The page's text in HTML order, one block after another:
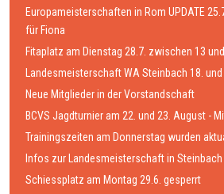
Europameisterschaften in Rom UPDATE
für Fiona
Fitaplatz am Dienstag 28.7. zwischen 13
Landesmeisterschaft WA Steinbach 18.
Neue Mitglieder in der Vorstandschaft
BCVS Jagdturnier am 22. und 23. August -
Trainingszeiten am Donnerstag wurden
Infos zur Landesmeisterschaft in Steinbach
Schiessplatz am Montag 29.6. gesperrt